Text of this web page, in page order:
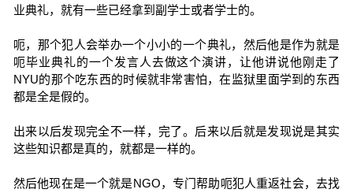
业典礼，就有一些已经拿到副学士或者学士的。
呃，那个犯人会举办一个小小的一个典礼，然后他是作为就是
呃毕业典礼的一个发言人去做这个演讲，让他讲说他刚走了
NYU的那个吃东西的时候就非常害怕，在监狱里面学到的东西
都是全是假的。
出来以后发现完全不一样，完了。后来以后就是发现说是其实
这些知识都是真的，就都是一样的。
然后他现在是一个就是NGO，专门帮助呃犯人重返社会，去找